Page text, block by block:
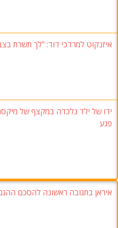
איזנקוט למרדכי דוד: "לך תשרת
ידו של ילד נלכדה במקצף של
פגע
איראן בתגובה ראשונה להסכם